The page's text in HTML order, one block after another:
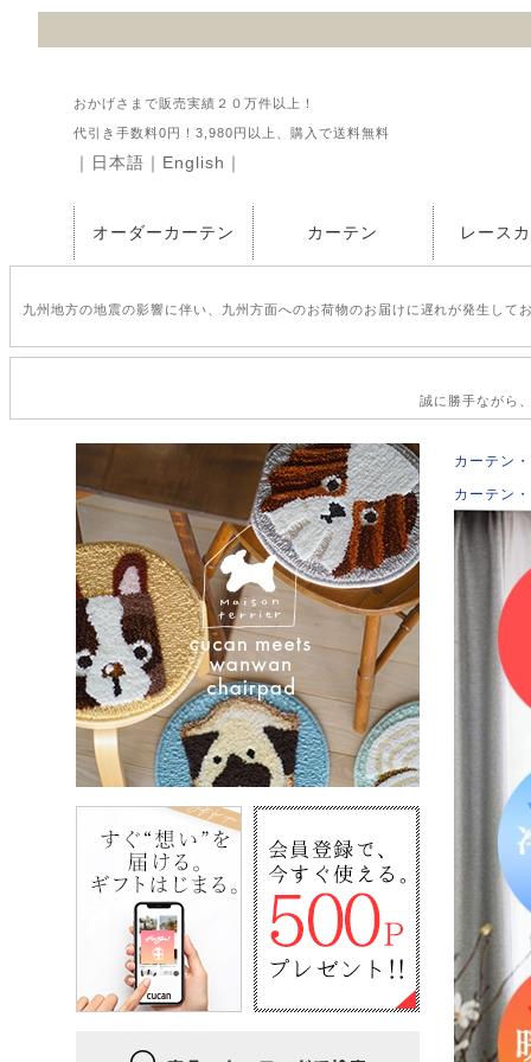
おかげさまで販売実績２０万件以上！
代引き手数料0円！3,980円以上、購入で送料無料
｜ 日本語 ｜ English ｜
オーダーカーテン カーテン レース
九州地方の地震の影響に伴い、九州方面へのお荷物のお届けに遅れが発生し
誠に勝手ながら
カーテン
カーテン